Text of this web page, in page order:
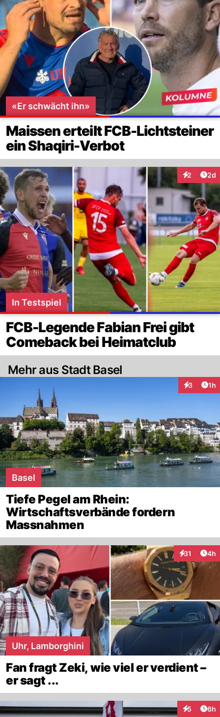
«Er schwächt ihn»
Maissen erteilt FCB-Lichtsteiner
ein Shaqiri-Verbot
2 2d
In Testspiel
FCB-Legende Fabian Frei gibt
Comeback bei Heimatclub
Mehr aus Stadt Basel
3 1h
Basel
Tiefe Pegel am Rhein:
Wirtschaftsverbände fordern
Massnahmen
31
Interaktionen
4h
Uhr, Lamborghini
Fan fragt Zeki, wie viel er verdient –
er sagt ...
5 6h